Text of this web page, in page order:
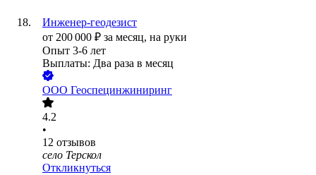
Инженер-геодезист
от 200 000 ₽ за месяц, на руки
Опыт 3-6 лет
Выплаты: Два раза в месяц
ООО Геоспецинжиниринг
4.2
•
12 отзывов
село Терскол
Откликнуться